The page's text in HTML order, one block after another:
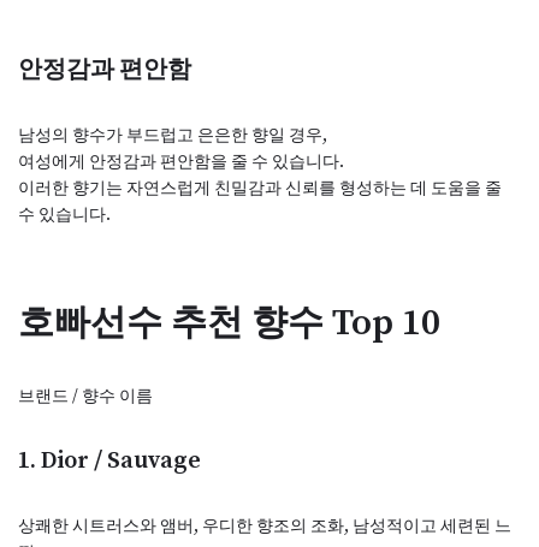
안정감과 편안함
남성의 향수가 부드럽고 은은한 향일 경우,
여성에게 안정감과 편안함을 줄 수 있습니다.
이러한 향기는 자연스럽게 친밀감과 신뢰를 형성하는 데 도움을 줄
수 있습니다.
호빠선수 추천 향수 Top 10
브랜드 / 향수 이름
1. Dior / Sauvage
상쾌한 시트러스와 앰버, 우디한 향조의 조화, 남성적이고 세련된 느